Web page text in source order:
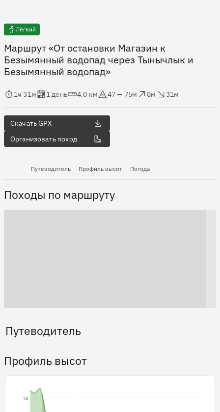
Лёгкий
Маршрут «От остановки Магазин к
Безымянный водопад через Тынычлык и
Безымянный водопад»
в пути
1ч 31м
Оценка в днях
1 день
Дистанция
4.0 км
Абсолютная высота
47 — 75м
8м
31м
Скачать GPX
Организовать поход
Путеводитель Профиль высот Погода
Походы по маршруту
Путеводитель
Профиль высот
70